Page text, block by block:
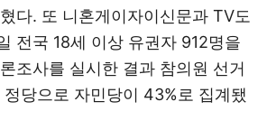
다. 또 니혼게이자이신문과 TV도
전국 18세 이상 유권자 912명을
조사를 실시한 결과 참의원 선거
당으로 자민당이 43%로 집계됐